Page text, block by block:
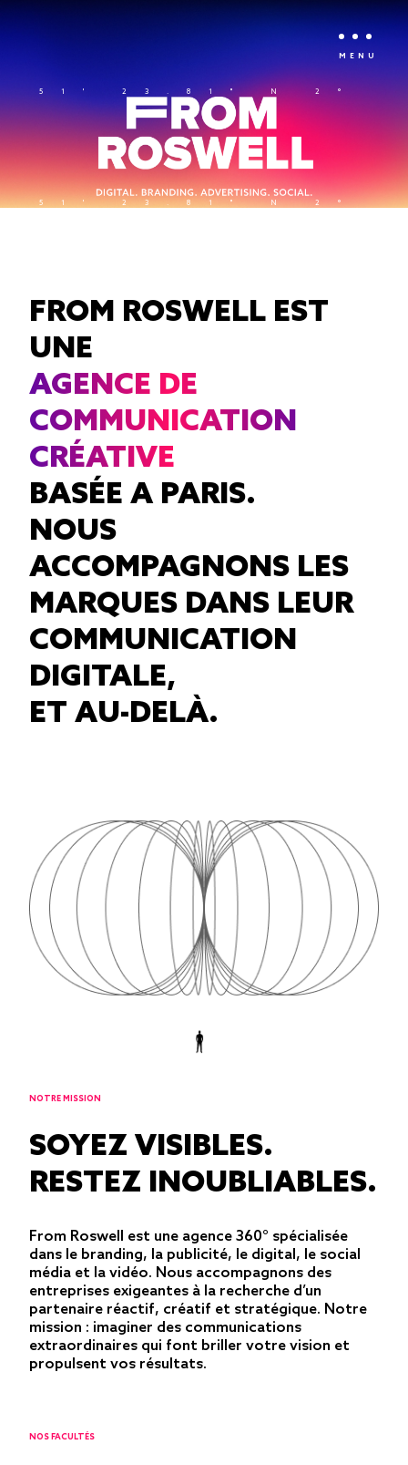
MENU
23.81" N 2° 21'
23.81" N 2° 21'
FROM ROSWELL EST
UNE
AGENCE DE
COMMUNICATION
CRÉATIVE
BASÉE A PARIS.
NOUS
ACCOMPAGNONS LES
MARQUES DANS LEUR
COMMUNICATION
DIGITALE,
ET AU-DELÀ.
NOTRE MISSION
SOYEZ VISIBLES.
RESTEZ INOUBLIABLES.
From Roswell est une agence 360° spécialisée
dans le branding, la publicité, le digital, le social
média et la vidéo. Nous accompagnons des
entreprises exigeantes à la recherche d’un
partenaire réactif, créatif et stratégique. Notre
mission : imaginer des communications
extraordinaires qui font briller votre vision et
propulsent vos résultats.
NOS FACULTÉS